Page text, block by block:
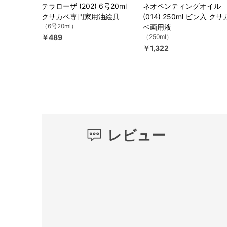
テラローザ (202) 6号20ml
クサカベ専門家用油絵具
（6号20ml）
￥489
ネオペンティングオイル
(014) 250ml ビン入 クサ
ベ画用液
（250ml）
￥1,322
レビュー